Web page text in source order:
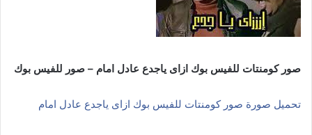
صور كومنتات للفيس بوك ازاى ياجدع عادل امام – صور للفيس بوك
تحميل صورة صور كومنتات للفيس بوك ازاى ياجدع عادل امام